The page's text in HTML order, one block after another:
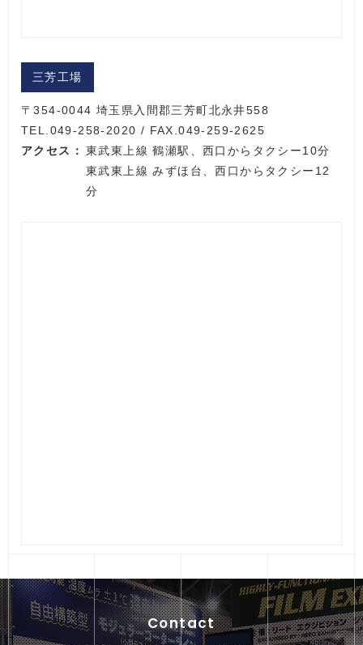
三芳工場
〒354-0044 埼玉県入間郡三芳町北永井558
TEL.049-258-2020 / FAX.049-259-2625
アクセス： 東武東上線 鶴瀬駅、西口からタクシー10分
東武東上線 みずほ台、西口からタクシー12
分
Contact